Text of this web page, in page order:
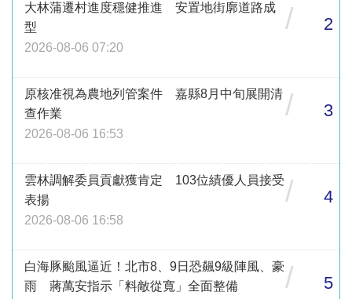
大林蒲遷村進度穩健推進 安置地街廓道路成
型
2026-08-06 07:20
/ 2
原核准視為農地列管案件 嘉縣8月中旬展開清
查作業
2026-08-06 16:53
/ 3
雲林調解委員貢獻獲肯定 103位績優人員接受
表揚
2026-08-06 16:58
/ 4
白海豚颱風逼近！北市8、9日恐飆9級陣風、豪
雨 蔣萬安指示「料敵從寬」全面整備
/ 5